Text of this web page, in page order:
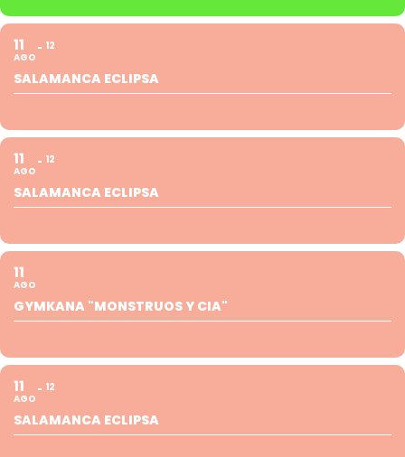
11
AGO
12
SALAMANCA ECLIPSA
11
AGO
12
SALAMANCA ECLIPSA
11
AGO
GYMKANA "MONSTRUOS Y CIA"
11
AGO
12
SALAMANCA ECLIPSA